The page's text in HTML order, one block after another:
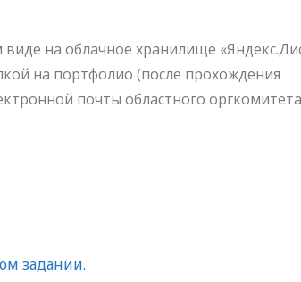
на облачное хранилище
на портфолио (после прохождения
почты областного оргкомитета
задании.